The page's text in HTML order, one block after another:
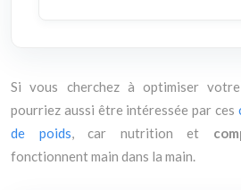
Si vous cherchez à optimiser
pourriez aussi être intéressée par ces
de poids, car nutrition et
fonctionnent main dans la main.